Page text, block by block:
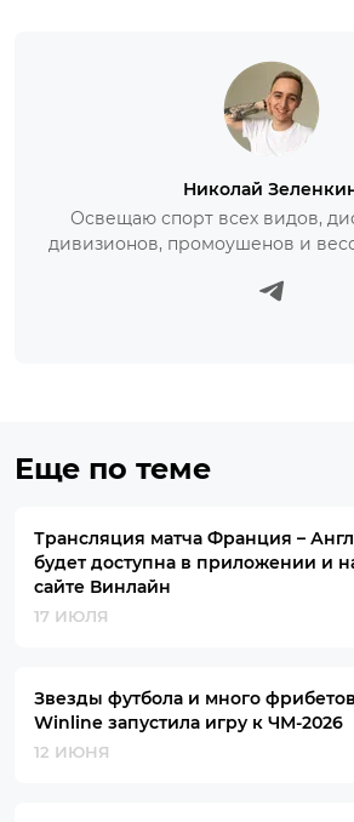
Николай
Освещаю спорт всех видов,
дивизионов, промоушенов и
Еще по теме
Трансляция матча Франция –
будет доступна в приложении и
сайте Винлайн
17 ИЮЛЯ
Звезды футбола и много
Winline запустила игру к ЧМ-2026
12 ИЮНЯ